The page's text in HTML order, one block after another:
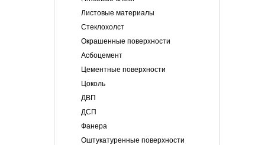
Листовые материалы
Стеклохолст
Окрашенные поверхности
Асбоцемент
Цементные поверхности
Цоколь
ДВП
ДСП
Фанера
Оштукатуренные поверхности